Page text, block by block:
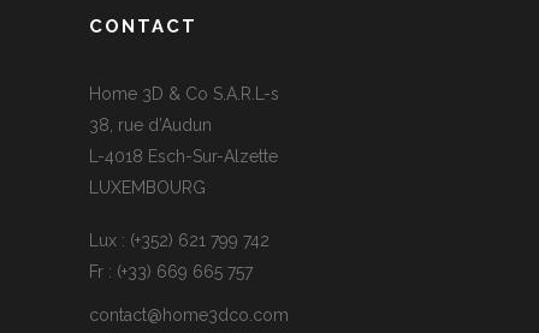
CONTACT
Home 3D & Co S.A.R.L-s
38, rue d’Audun
L-4018 Esch-Sur-Alzette
LUXEMBOURG
Lux : (+352) 621 799 742
Fr : (+33) 669 665 757
contact@home3dco.com